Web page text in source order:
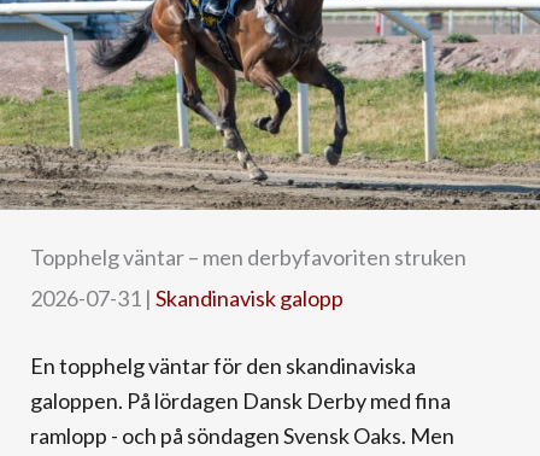
Topphelg väntar – men derbyfavoriten struken
2026-07-31 | Skandinavisk galopp
En topphelg väntar för den skandinaviska
galoppen. På lördagen Dansk Derby med fina
ramlopp - och på söndagen Svensk Oaks. Men